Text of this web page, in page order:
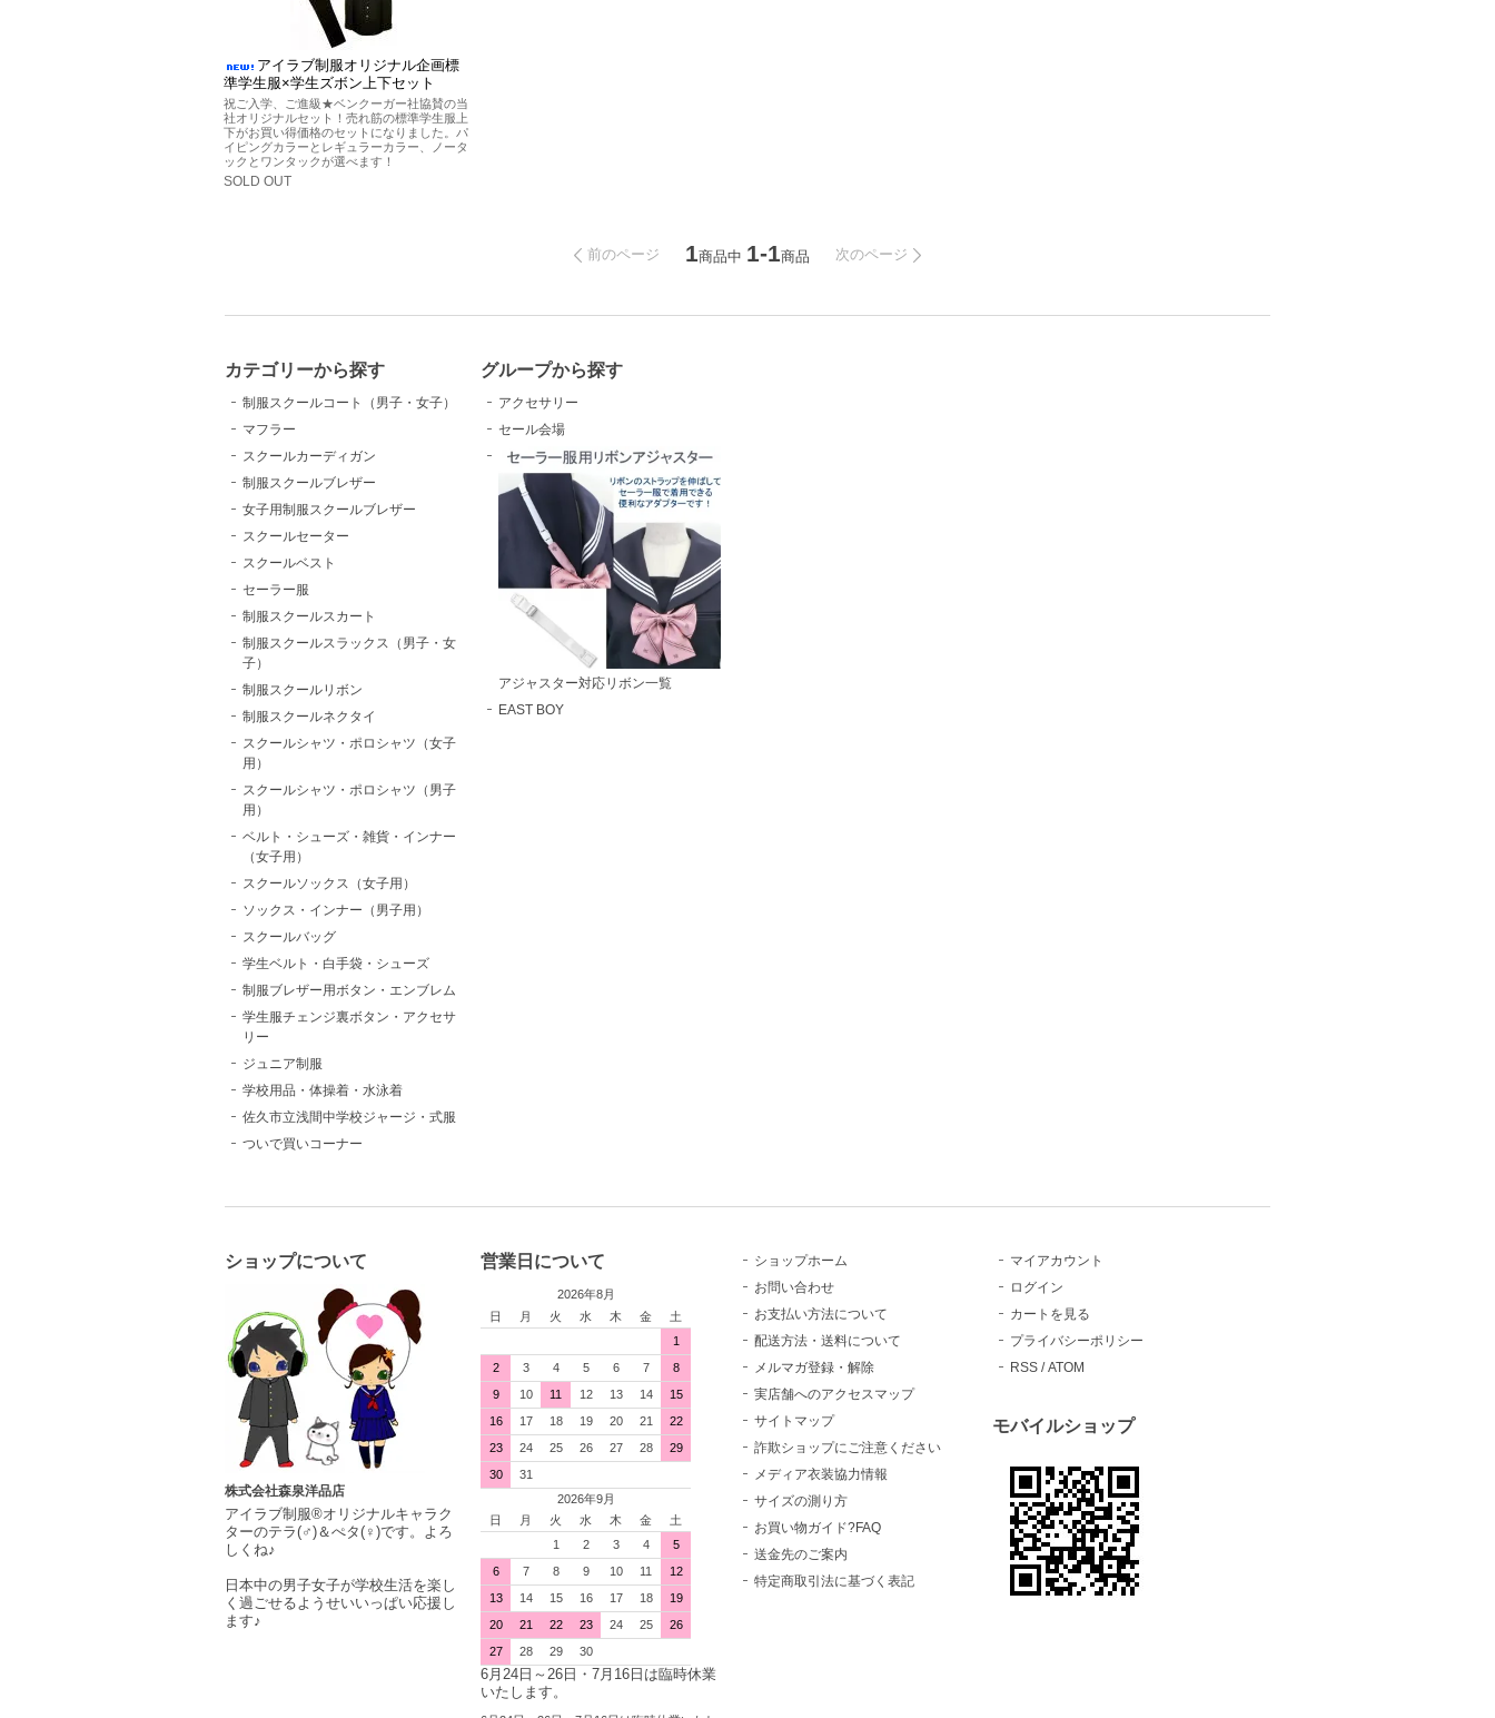
アイラブ制服オリジナル企画標
準学生服×学生ズボン上下セット
祝ご入学、ご進級★ベンクーガー社協賛の当
社オリジナルセット！売れ筋の標準学生服上
下がお買い得価格のセットになりました。パ
イピングカラーとレギュラーカラー、ノータ
ックとワンタックが選べます！
SOLD OUT
前のページ 1商品中 1-1商品 次のページ
カテゴリーから探す
制服スクールコート（男子・女子）
マフラー
スクールカーディガン
制服スクールブレザー
女子用制服スクールブレザー
スクールセーター
スクールベスト
セーラー服
制服スクールスカート
制服スクールスラックス（男子・女
子）
制服スクールリボン
制服スクールネクタイ
スクールシャツ・ポロシャツ（女子
用）
スクールシャツ・ポロシャツ（男子
用）
ベルト・シューズ・雑貨・インナー
（女子用）
スクールソックス（女子用）
ソックス・インナー（男子用）
スクールバッグ
学生ベルト・白手袋・シューズ
制服ブレザー用ボタン・エンブレム
学生服チェンジ裏ボタン・アクセサ
リー
ジュニア制服
学校用品・体操着・水泳着
佐久市立浅間中学校ジャージ・式服
ついで買いコーナー
グループから探す
アクセサリー
セール会場
アジャスター対応リボン一覧
EAST BOY
ショップについて
株式会社森泉洋品店
アイラブ制服®オリジナルキャラク
ターのテラ(♂)＆ぺタ(♀)です。よろ
しくね♪
日本中の男子女子が学校生活を楽し
く過ごせるようせいいっぱい応援し
ます♪
営業日について
2026年8月
日
月 火 水 木 金
土
1
2
3 4 5 6 7
8
9
10 11 12 13 14
15
16
17 18 19 20 21
22
23
24 25 26 27 28
29
30
31
2026年9月
日
月 火 水 木 金
土
1
2 3 4
5
6
7 8 9 10 11
12
13
14 15 16 17 18
19
20
21 22 23 24 25
26
27
28 29 30
6月24日～26日・7月16日は臨時休業
いたします。
ショップホーム
お問い合わせ
お支払い方法について
配送方法・送料について
メルマガ登録・解除
実店舗へのアクセスマップ
サイトマップ
詐欺ショップにご注意ください
メディア衣装協力情報
サイズの測り方
お買い物ガイド?FAQ
送金先のご案内
特定商取引法に基づく表記
マイアカウント
ログイン
カートを見る
プライバシーポリシー
RSS /ATOM
モバイルショップ